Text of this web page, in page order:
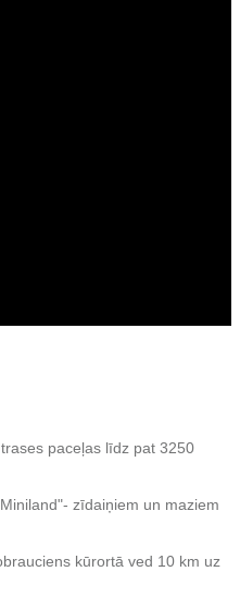
paceļas līdz pat 3250
zīdaiņiem un maziem
kūrortā ved 10 km uz